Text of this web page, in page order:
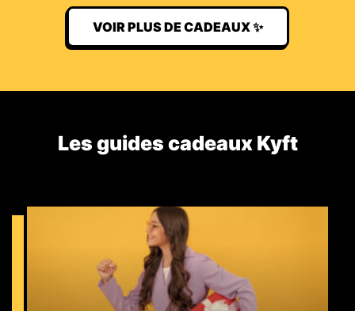
VOIR PLUS DE CADEAUX ✨
Les guides cadeaux Kyft​